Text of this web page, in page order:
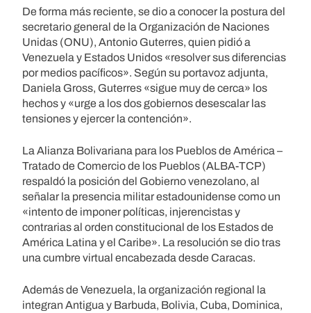
De forma más reciente, se dio a conocer la postura del
secretario general de la Organización de Naciones
Unidas (ONU), Antonio Guterres, quien pidió a
Venezuela y Estados Unidos «resolver sus diferencias
por medios pacíficos». Según su portavoz adjunta,
Daniela Gross, Guterres «sigue muy de cerca» los
hechos y «urge a los dos gobiernos desescalar las
tensiones y ejercer la contención».
La Alianza Bolivariana para los Pueblos de América –
Tratado de Comercio de los Pueblos (ALBA-TCP)
respaldó la posición del Gobierno venezolano, al
señalar la presencia militar estadounidense como un
«intento de imponer políticas, injerencistas y
contrarias al orden constitucional de los Estados de
América Latina y el Caribe». La resolución se dio tras
una cumbre virtual encabezada desde Caracas.
Además de Venezuela, la organización regional la
integran Antigua y Barbuda, Bolivia, Cuba, Dominica,